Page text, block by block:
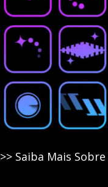
>> Saiba Mais